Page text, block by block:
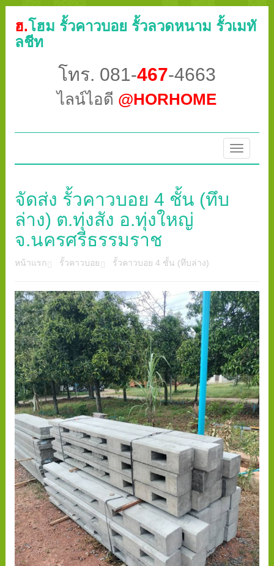
ฮ.โฮม รั้วคาวบอย รั้วลวดหนาม รั้วเมทั
ลชีท
โทร. 081-467-4663
ไลน์ไอดี @HORHOME
Toggle
จัดส่ง รั้วคาวบอย 4 ชั้น (ทึบ
ล่าง) ต.ทุ่งสัง อ.ทุ่งใหญ่
จ.นครศรีธรรมราช
หน้าแรก รั้วคาวบอย รั้วคาวบอย 4 ชั้น (ทึบล่าง)